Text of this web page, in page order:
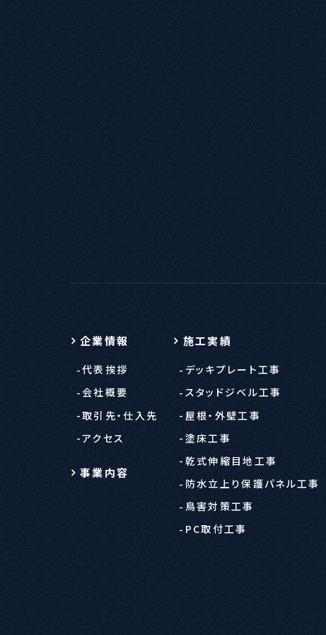
企業情報
代表挨拶
会社概要
取引先・仕入先
アクセス
事業内容
施工実績
デッキプレート工事
スタッドジベル工事
屋根・外壁工事
塗床工事
乾式伸縮目地工事
防水立上り保護パネル工事
鳥害対策工事
PC取付工事